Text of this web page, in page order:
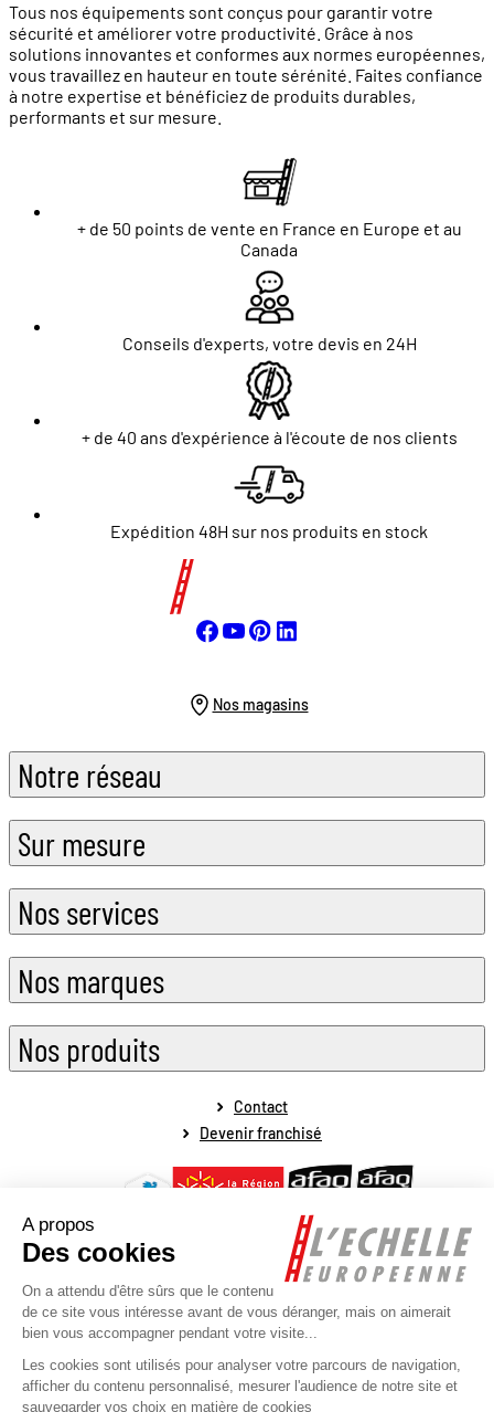
Tous nos équipements sont conçus pour garantir votre
sécurité et améliorer votre productivité. Grâce à nos
solutions innovantes et conformes aux normes européennes,
vous travaillez en hauteur en toute sérénité. Faites confiance
à notre expertise et bénéficiez de produits durables,
performants et sur mesure.
+ de 50 points de vente en France en Europe et au
Canada
Conseils d'experts, votre devis en 24H
+ de 40 ans d'expérience à l'écoute de nos clients
Expédition 48H sur nos produits en stock
Nos magasins
Notre réseau
Sur mesure
Nos services
Nos marques
Nos produits
Contact
Devenir franchisé
Mentions légales Conditions générales de vente
Conditions générales de fonctionnement